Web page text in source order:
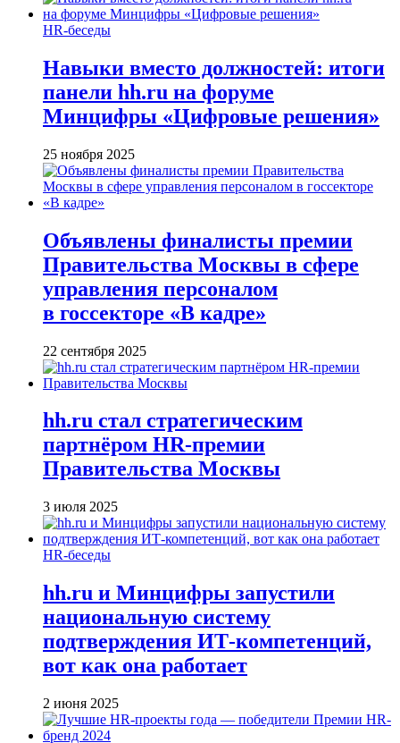
HR-беседы
Навыки вместо должностей: итоги
панели hh.ru на форуме
Минцифры «Цифровые решения»
25 ноября 2025
Объявлены финалисты премии
Правительства Москвы в сфере
управления персоналом
в госсекторе «В кадре»
22 сентября 2025
hh.ru стал стратегическим
партнёром HR-премии
Правительства Москвы
3 июля 2025
HR-беседы
hh.ru и Минцифры запустили
национальную систему
подтверждения ИТ-компетенций,
вот как она работает
2 июня 2025